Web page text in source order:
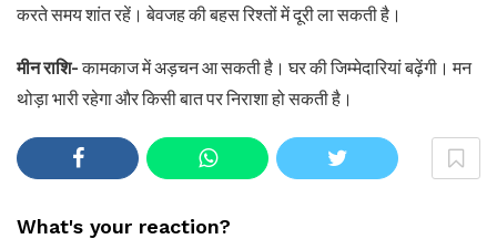
करते समय शांत रहें। बेवजह की बहस रिश्तों में दूरी ला सकती है।
मीन राशि-कामकाज में अड़चन आ सकती है। घर की जिम्मेदारियां बढ़ेंगी। मन
थोड़ा भारी रहेगा और किसी बात पर निराशा हो सकती है।
What's your reaction?